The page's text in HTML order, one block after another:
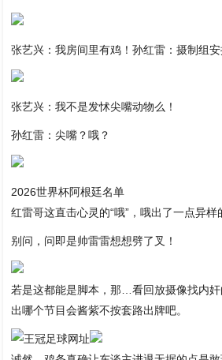
张艺兴：我房间里有鸡！孙红雷：摄制组安
张艺兴：我不是发怵尖嘴动物么！
孙红雷：尖嘴？哦？
2026世界杯阿根廷名单
红雷哥这直击心灵的“哦”，哦出了一点异样
别问，问即是帅雷雷想想劈了叉！
若是这都能是脚本，那…看回放摄像找内
出哪个节目会酱紫不按套路出牌吧。